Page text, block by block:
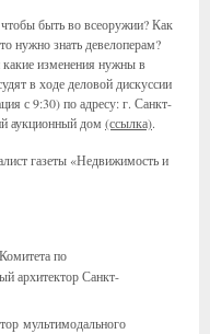
быть во всеоружии? Как
нужно знать девелоперам?
какие изменения нужны в
в ходе деловой дискуссии
с 9:30) по адресу: г. Санкт-
аукционный дом (ссылка).
газеты «Недвижимость и
Комитета по
архитектор Санкт-
мультимодального